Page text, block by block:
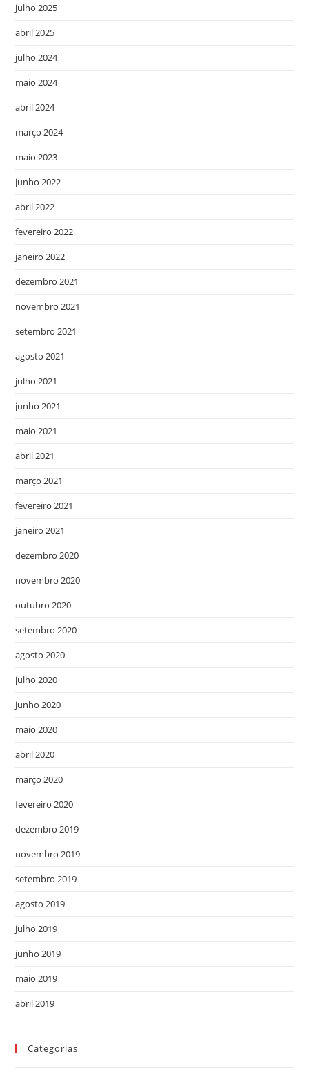
julho 2025
abril 2025
julho 2024
maio 2024
abril 2024
março 2024
maio 2023
junho 2022
abril 2022
fevereiro 2022
janeiro 2022
dezembro 2021
novembro 2021
setembro 2021
agosto 2021
julho 2021
junho 2021
maio 2021
abril 2021
março 2021
fevereiro 2021
janeiro 2021
dezembro 2020
novembro 2020
outubro 2020
setembro 2020
agosto 2020
julho 2020
junho 2020
maio 2020
abril 2020
março 2020
fevereiro 2020
dezembro 2019
novembro 2019
setembro 2019
agosto 2019
julho 2019
junho 2019
maio 2019
abril 2019
Categorias